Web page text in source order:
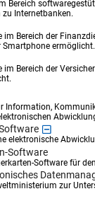
Bereich
Internetbanken.
Bereich der
Smartphone ermöglicht.
Bereich der
Information,
elektronische
Software
Software für
zur